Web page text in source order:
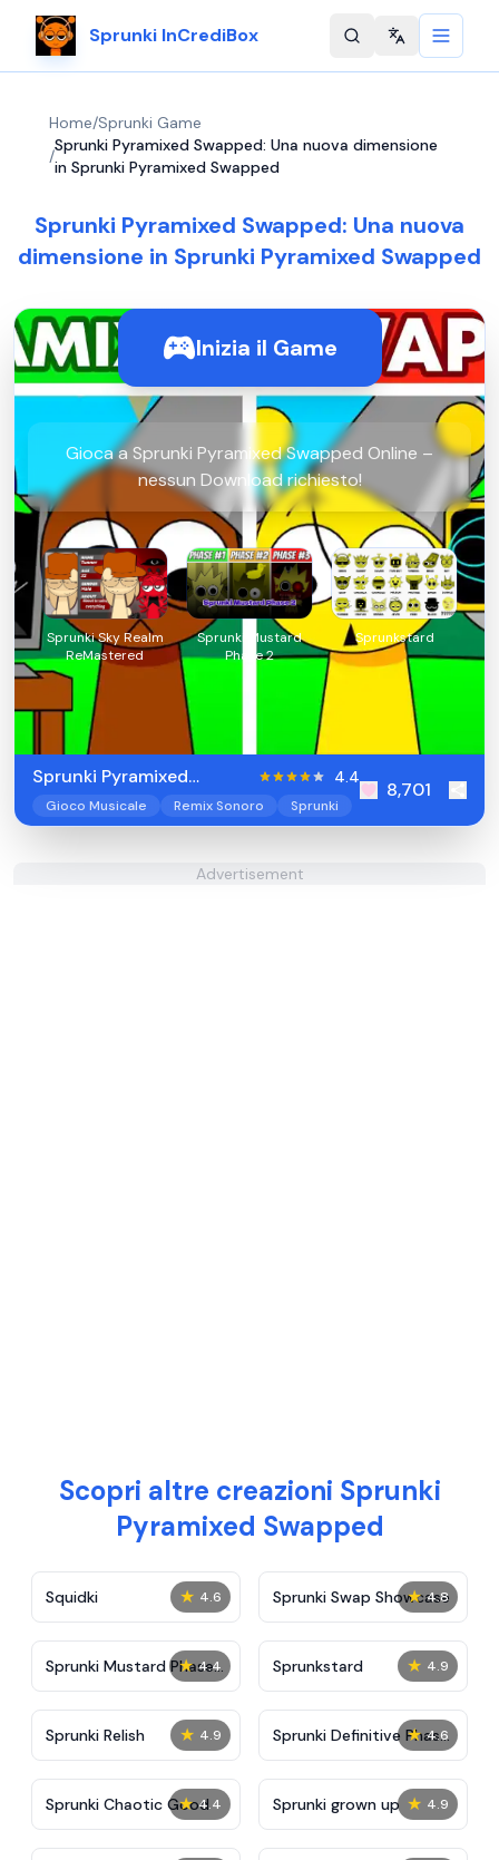
Sprunki InCrediBox Change
Home/Sprunki Game
/
Sprunki Pyramixed Swapped: Una nuova dimensione
in Sprunki Pyramixed Swapped
Sprunki Pyramixed Swapped: Una nuova
dimensione in Sprunki Pyramixed Swapped
Inizia il Game
Gioca a Sprunki Pyramixed Swapped Online –
nessun Download richiesto!
Sprunki Sky Realm
ReMastered
Sprunki Mustard
Phase 2
Sprunkstard
Sprunki Pyramixed
Swapped
4.4
Gioco Musicale Remix Sonoro Sprunki
8,701
Advertisement
Scopri altre creazioni Sprunki
Pyramixed Swapped
★ 4.6
Squidki ★ 4.8
Sprunki Swap Showcase
★ 4.4
Sprunki Mustard Phase
2
★ 4.9
Sprunkstard
★ 4.9
Sprunki Relish ★ 4.6
Sprunki Definitive Phase
7
★ 4.4
Sprunki Chaotic Good ★ 4.9
Sprunki grown up